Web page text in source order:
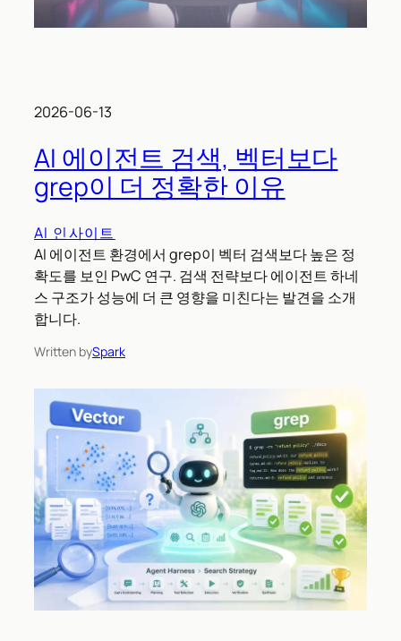
2026-06-13
AI 에이전트 검색, 벡터보다
grep이 더 정확한 이유
AI 인사이트
AI 에이전트 환경에서 grep이 벡터 검색보다 높은 정
확도를 보인 PwC 연구. 검색 전략보다 에이전트 하네
스 구조가 성능에 더 큰 영향을 미친다는 발견을 소개
합니다.
Written bySpark